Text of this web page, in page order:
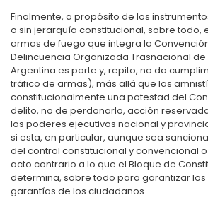
Finalmente, a propósito de los
o sin jerarquía constitucional, sobre todo,
armas de fuego que integra la
Delincuencia Organizada Trasnacional de
Argentina es parte y, repito, no da
tráfico de armas), más allá que las
constitucionalmente una potestad del
delito, no de perdonarlo, acción
los poderes ejecutivos nacional y
si esta, en particular, aunque sea
del control constitucional y convencional
acto contrario a lo que el Bloque de
determina, sobre todo para garantizar
garantías de los ciudadanos.